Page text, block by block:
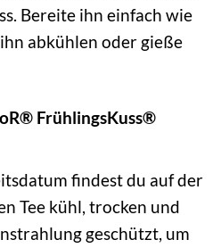
Bereite ihn einfach wie
abkühlen oder gieße
FrühlingsKuss®
findest du auf der
Tee kühl, trocken und
geschützt, um